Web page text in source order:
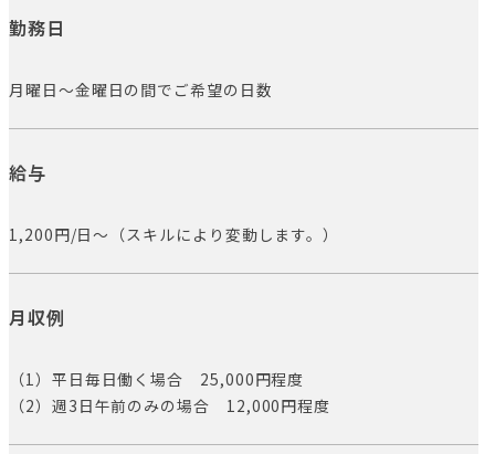
勤務日
月曜日〜金曜日の間でご希望の日数
給与
1,200円/日〜（スキルにより変動します。）
月収例
（1）平日毎日働く場合 25,000円程度
（2）週3日午前のみの場合 12,000円程度